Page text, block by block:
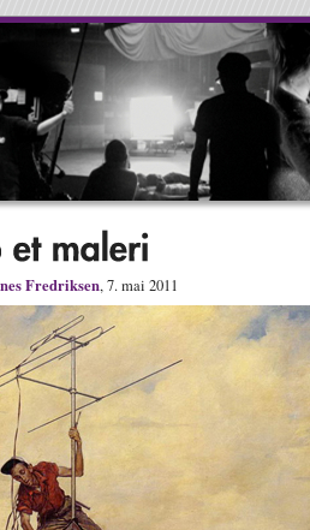
Fredriksen, 7. mai 2011